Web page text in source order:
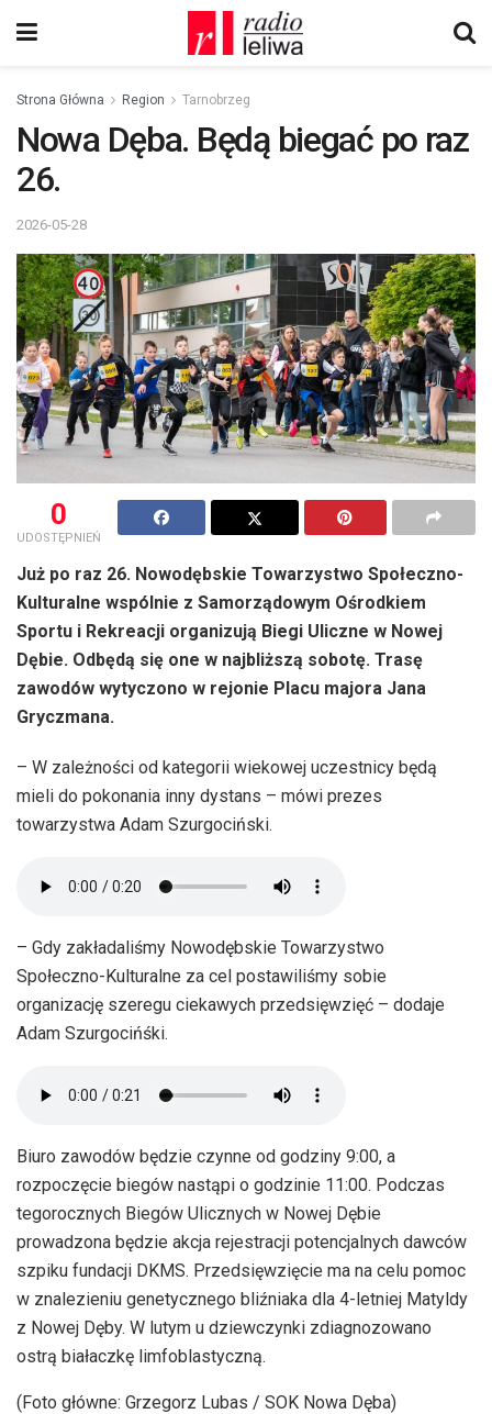
Strona Główna Region Tarnobrzeg
Nowa Dęba. Będą biegać po raz
26.
2026-05-28
0
UDOSTĘPNIEŃ
Już po raz 26. Nowodębskie Towarzystwo Społeczno-
Kulturalne wspólnie z Samorządowym Ośrodkiem
Sportu i Rekreacji organizują Biegi Uliczne w Nowej
Dębie. Odbędą się one w najbliższą sobotę. Trasę
zawodów wytyczono w rejonie Placu majora Jana
Gryczmana.
– W zależności od kategorii wiekowej uczestnicy będą
mieli do pokonania inny dystans – mówi prezes
towarzystwa Adam Szurgociński.
– Gdy zakładaliśmy Nowodębskie Towarzystwo
Społeczno-Kulturalne za cel postawiliśmy sobie
organizację szeregu ciekawych przedsięwzięć – dodaje
Adam Szurgocińśki.
Biuro zawodów będzie czynne od godziny 9:00, a
rozpoczęcie biegów nastąpi o godzinie 11:00. Podczas
tegorocznych Biegów Ulicznych w Nowej Dębie
prowadzona będzie akcja rejestracji potencjalnych dawców
szpiku fundacji DKMS. Przedsięwzięcie ma na celu pomoc
w znalezieniu genetycznego bliźniaka dla 4-letniej Matyldy
z Nowej Dęby. W lutym u dziewczynki zdiagnozowano
ostrą białaczkę limfoblastyczną.
(Foto główne: Grzegorz Lubas / SOK Nowa Dęba)